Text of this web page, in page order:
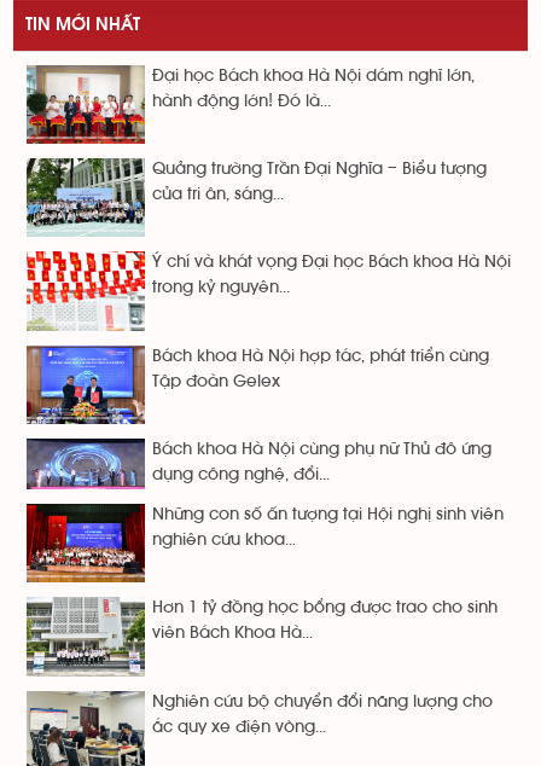
TIN MỚI NHẤT
Đại học Bách khoa Hà Nội dám nghĩ lớn,
hành động lớn! Đó là...
Quảng trường Trần Đại Nghĩa – Biểu tượng
của tri ân, sáng...
Ý chí và khát vọng Đại học Bách khoa Hà Nội
trong kỷ nguyên...
Bách khoa Hà Nội hợp tác, phát triển cùng
Tập đoàn Gelex
Bách khoa Hà Nội cùng phụ nữ Thủ đô ứng
dụng công nghệ, đổi...
Những con số ấn tượng tại Hội nghị sinh viên
nghiên cứu khoa...
Hơn 1 tỷ đồng học bổng được trao cho sinh
viên Bách Khoa Hà...
Nghiên cứu bộ chuyển đổi năng lượng cho
ắc quy xe điện vòng...